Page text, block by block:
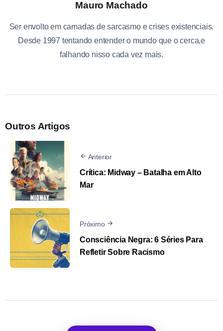
Mauro Machado
Ser envolto em camadas de sarcasmo e crises existenciais.
Desde 1997 tentando entender o mundo que o cerca,e
falhando nisso cada vez mais.
Outros Artigos
Anterior
Crítica: Midway – Batalha em Alto
Mar
Próximo
Consciência Negra: 6 Séries Para
Refletir Sobre Racismo